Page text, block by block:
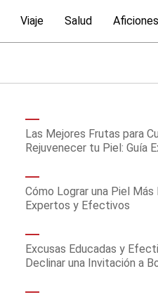
Viaje Salud Aficiones
Las Mejores Frutas para
Rejuvenecer tu Piel: Guía
Cómo Lograr una Piel Más
Expertos y Efectivos
Excusas Educadas y
Declinar una Invitación a